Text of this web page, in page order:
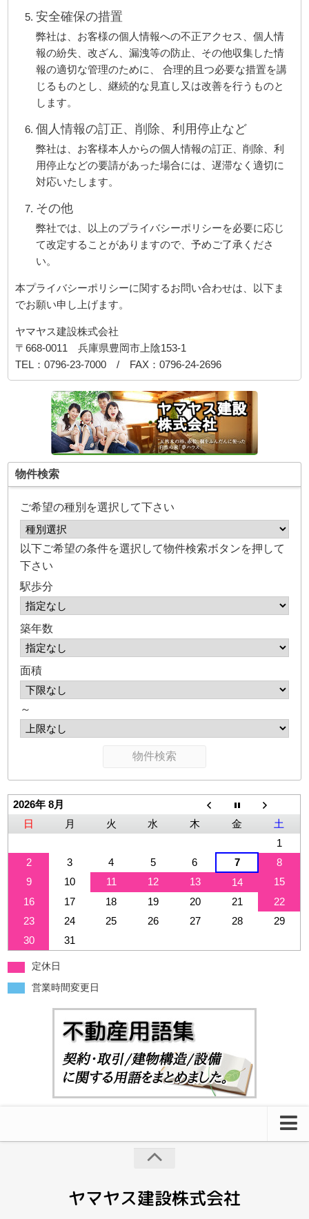
安全確保の措置
弊社は、お客様の個人情報への不正アクセス、個人情
報の紛失、改ざん、漏洩等の防止、その他収集した情
報の適切な管理のために、 合理的且つ必要な措置を講
じるものとし、継続的な見直し又は改善を行うものと
します。
個人情報の訂正、削除、利用停止など
弊社は、お客様本人からの個人情報の訂正、削除、利
用停止などの要請があった場合には、遅滞なく適切に
対応いたします。
その他
弊社では、以上のプライバシーポリシーを必要に応じ
て改定することがありますので、予めご了承くださ
い。
本プライバシーポリシーに関するお問い合わせは、以下ま
でお願い申し上げます。
ヤマヤス建設株式会社
〒668-0011 兵庫県豊岡市上陰153-1
TEL：0796-23-7000 / FAX：0796-24-2696
物件検索
ご希望の種別を選択して下さい
以下ご希望の条件を選択して物件検索ボタンを押して
下さい
駅歩分
築年数
面積
～
2026年 8月
日
月 火 水 木 金
土
1
2
3 4 5 6 7
8
9
10 11 12 13 14
15
16
17 18 19 20 21
22
23
24 25 26 27 28
29
30
31
定休日
営業時間変更日